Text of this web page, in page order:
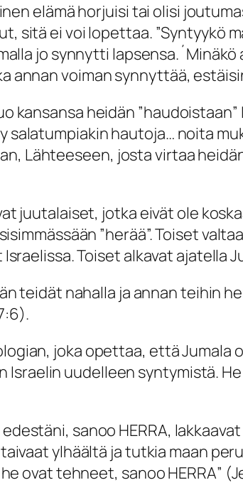
elämä horjuisi tai olisi
sitä ei voi lopettaa. ”Syntyykö
jo synnytti
annan voiman synnyttää,
kansansa heidän
salatumpiakin hautoja… noita
Lähteeseen, josta virtaa
juutalaiset, jotka eivät ole
”herää”. Toiset
Toiset alkavat ajatella
teidät nahalla ja annan teihin
joka opettaa, että
Israelin uudelleen syntymistä.
sanoo HERRA,
ylhäältä ja tutkia maan
ovat tehneet, sanoo HERRA”